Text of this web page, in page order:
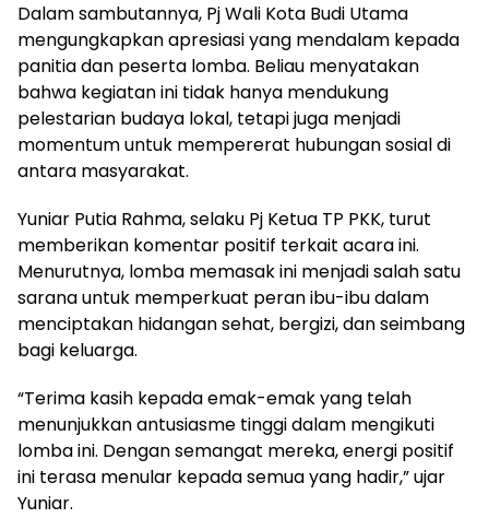
Dalam sambutannya, Pj Wali Kota Budi Utama
mengungkapkan apresiasi yang mendalam kepada
panitia dan peserta lomba. Beliau menyatakan
bahwa kegiatan ini tidak hanya mendukung
pelestarian budaya lokal, tetapi juga menjadi
momentum untuk mempererat hubungan sosial di
antara masyarakat.
Yuniar Putia Rahma, selaku Pj Ketua TP PKK, turut
memberikan komentar positif terkait acara ini.
Menurutnya, lomba memasak ini menjadi salah satu
sarana untuk memperkuat peran ibu-ibu dalam
menciptakan hidangan sehat, bergizi, dan seimbang
bagi keluarga.
“Terima kasih kepada emak-emak yang telah
menunjukkan antusiasme tinggi dalam mengikuti
lomba ini. Dengan semangat mereka, energi positif
ini terasa menular kepada semua yang hadir,” ujar
Yuniar.